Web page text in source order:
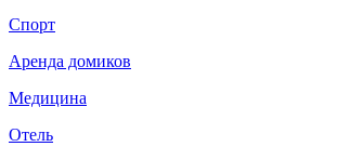
Спорт
Аренда домиков
Медицина
Отель